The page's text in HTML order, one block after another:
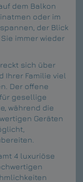
dem Balkon
oder im
der Blick
immer wieder
sich über
Ihrer Familie viel
Der offene
gesellige
während die
Geräten
4 luxuriöse